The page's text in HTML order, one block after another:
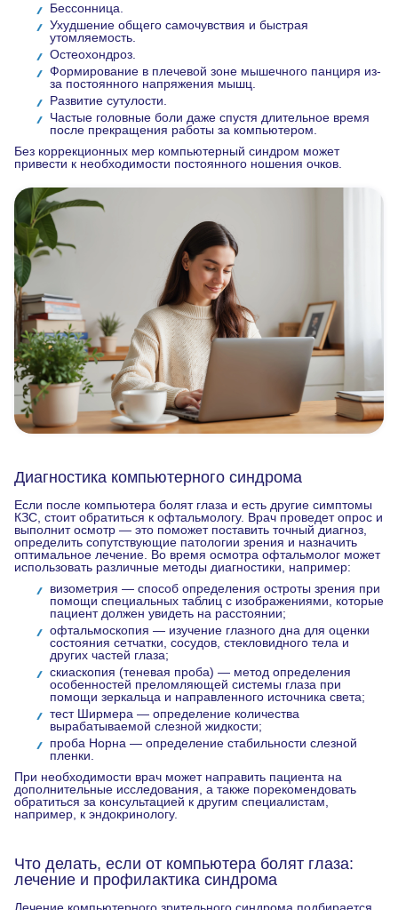
Бессонница.
Ухудшение общего самочувствия и быстрая
утомляемость.
Остеохондроз.
Формирование в плечевой зоне мышечного панциря из-
за постоянного напряжения мышц.
Развитие сутулости.
Частые головные боли даже спустя длительное время
после прекращения работы за компьютером.
Без коррекционных мер компьютерный синдром может
привести к необходимости постоянного ношения очков.
Диагностика компьютерного синдрома
Если после компьютера болят глаза и есть другие симптомы
КЗС, стоит обратиться к офтальмологу. Врач проведет опрос и
выполнит осмотр — это поможет поставить точный диагноз,
определить сопутствующие патологии зрения и назначить
оптимальное лечение. Во время осмотра офтальмолог может
использовать различные методы диагностики, например:
визометрия — способ определения остроты зрения при
помощи специальных таблиц с изображениями, которые
пациент должен увидеть на расстоянии;
офтальмоскопия — изучение глазного дна для оценки
состояния сетчатки, сосудов, стекловидного тела и
других частей глаза;
скиаскопия (теневая проба) — метод определения
особенностей преломляющей системы глаза при
помощи зеркальца и направленного источника света;
тест Ширмера — определение количества
вырабатываемой слезной жидкости;
проба Норна — определение стабильности слезной
пленки.
При необходимости врач может направить пациента на
дополнительные исследования, а также порекомендовать
обратиться за консультацией к другим специалистам,
например, к эндокринологу.
Что делать, если от компьютера болят глаза:
лечение и профилактика синдрома